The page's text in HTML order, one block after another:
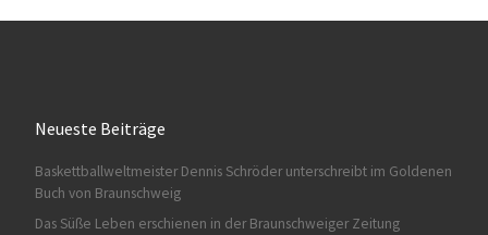
Neueste Beiträge
Baskettballweltmeister Dennis Schröder unterschreibt im Goldenen
Buch von Braunschweig
Das Süße Leben erschienen in der Braunschweiger Zeitung